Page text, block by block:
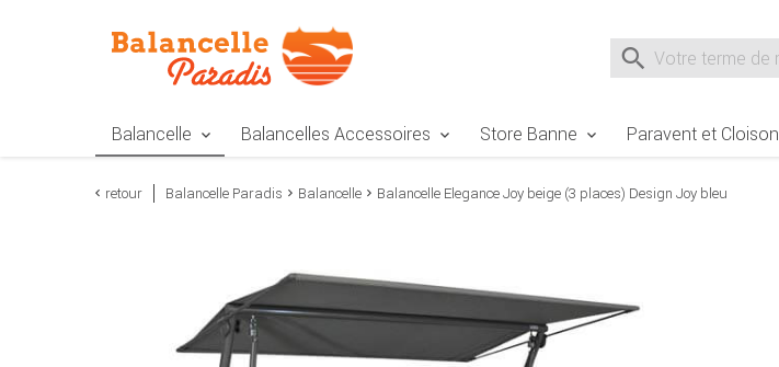
Suche nach
Balancelle Balancelles Accessoires Store Banne Paravent et Cloison
retour Balancelle Paradis Balancelle Balancelle Elegance Joy beige (3 places) Design Joy bleu